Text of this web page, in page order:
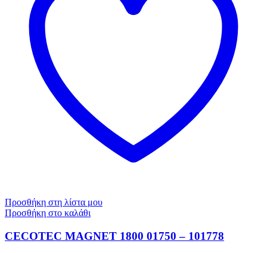
Προσθήκη στη λίστα μου
Προσθήκη στο καλάθι
CECOTEC MAGNET 1800 01750 – 101778